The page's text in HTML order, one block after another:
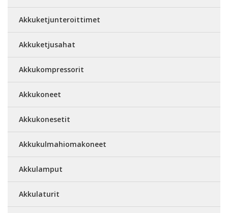
Akkuketjunteroittimet
Akkuketjusahat
Akkukompressorit
Akkukoneet
Akkukonesetit
Akkukulmahiomakoneet
Akkulamput
Akkulaturit